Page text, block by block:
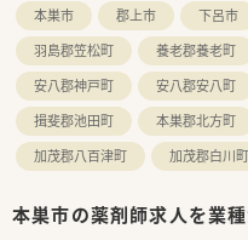
本巣市
郡上市 下呂市
羽島郡笠松町
養老郡養老町
安八郡神戸町
安八郡安八町
揖斐郡池田町
本巣郡北方町
加茂郡八百津町
加茂郡白川町
本巣市の薬剤師求人を業